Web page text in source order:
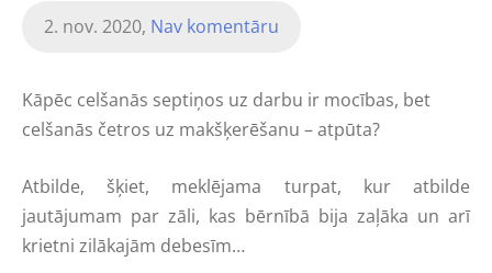
2. nov. 2020, Nav komentāru
Kāpēc celšanās septiņos uz darbu ir mocības, bet
celšanās četros uz makšķerēšanu – atpūta?
Atbilde, šķiet, meklējama turpat, kur atbilde
jautājumam par zāli, kas bērnībā bija zaļāka un arī
krietni zilākajām debesīm…